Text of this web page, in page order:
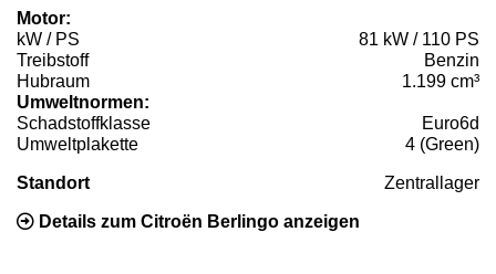
Motor:
kW / PS
81 kW / 110 PS
Treibstoff
Benzin
Hubraum
1.199 cm³
Umweltnormen:
Schadstoffklasse
Euro6d
Umweltplakette
4 (Green)
Standort Zentrallager
Details zum Citroën Berlingo anzeigen